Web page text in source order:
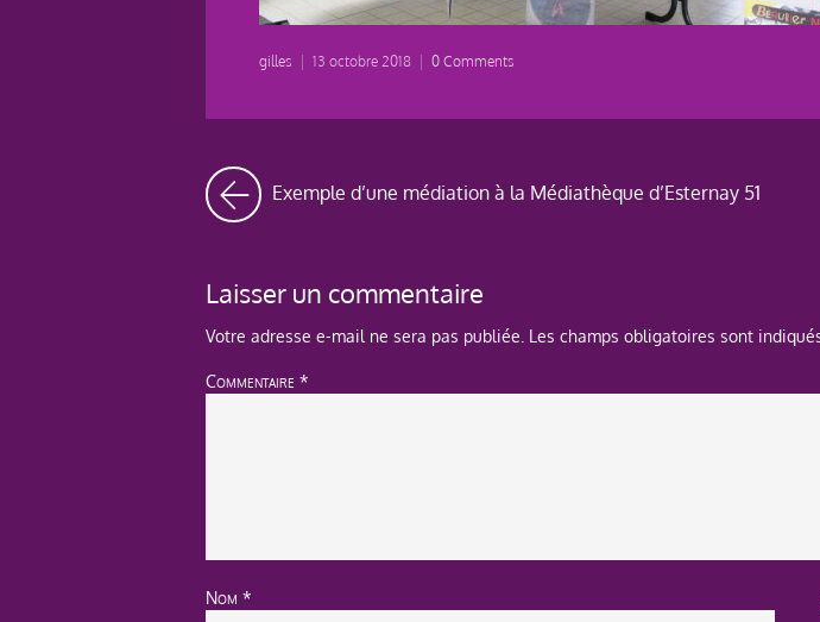
gilles 13 octobre 2018 0 Comments
Exemple d’une médiation à la Médiathèque d’Esternay 51
Laisser un commentaire
Votre adresse e-mail ne sera pas publiée. Les champs obligatoires sont
Commentaire *
Nom *